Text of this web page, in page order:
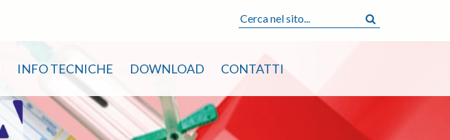
INFO TECNICHE DOWNLOAD CONTATTI